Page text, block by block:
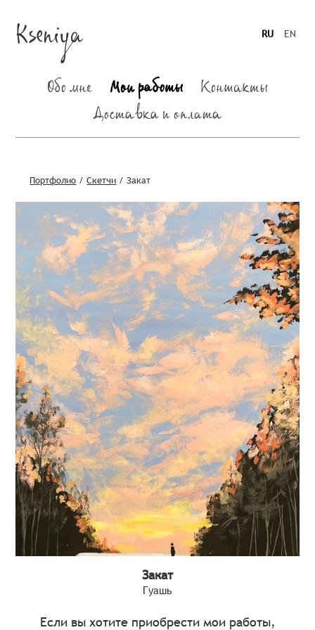
Kseniya RU EN
Обо мне Мои работы Контакты
Доставка и оплата
Портфолио /Скетчи /Закат
Закат
Гуашь
Если вы хотите приобрести мои работы,